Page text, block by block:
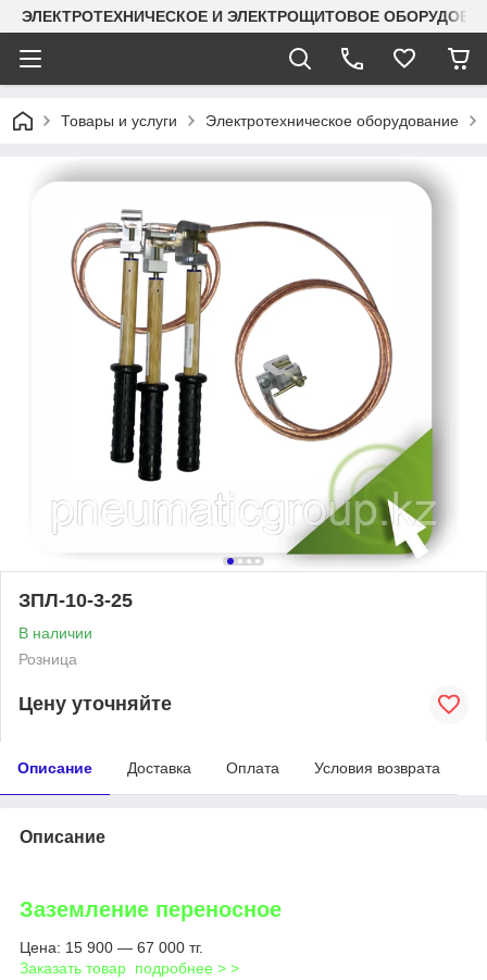
ЭЛЕКТРОТЕХНИЧЕСКОЕ И ЭЛЕКТРОЩИТОВОЕ
Товары и услуги Электротехническое оборудование
ЗПЛ-10-3-25
В наличии
Розница
Цену уточняйте
Описание Доставка Оплата Условия возврата
Описание
Заземление переносное
Цена: 15 900 ― 67 000 тг.
Заказать товар подробнее > >